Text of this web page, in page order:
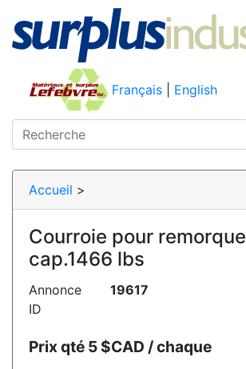
Français English
Accueil >
Courroie pour remorque
cap.1466 lbs
Annonce
ID
19617
Prix qté 5 $CAD / chaque